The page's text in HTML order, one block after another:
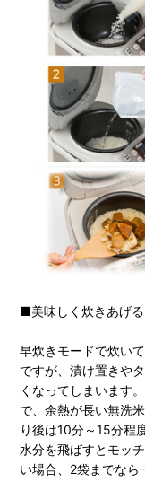
■美味しく炊きあげ
早炊きモードで炊い
ですが、漬け置きや
くなってしまいます
で、余熱が長い無洗
り後は10分～15分程
水分を飛ばすとモッ
い場合、2袋までなら